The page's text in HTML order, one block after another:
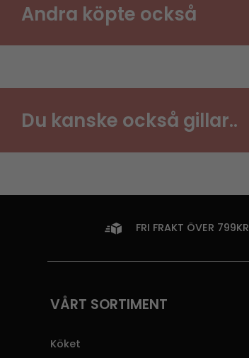
Andra köpte också
Du kanske också gillar..
FRI FRAKT ÖVER 799KR
VÅRT SORTIMENT
Köket